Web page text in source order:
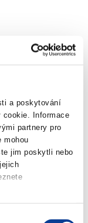
a poskytování
Informace
partnery pro
mohou
jim poskytli nebo
projektu č.
podle zákona č.
ve znění
projektu,
Cheb. Jedná
financí